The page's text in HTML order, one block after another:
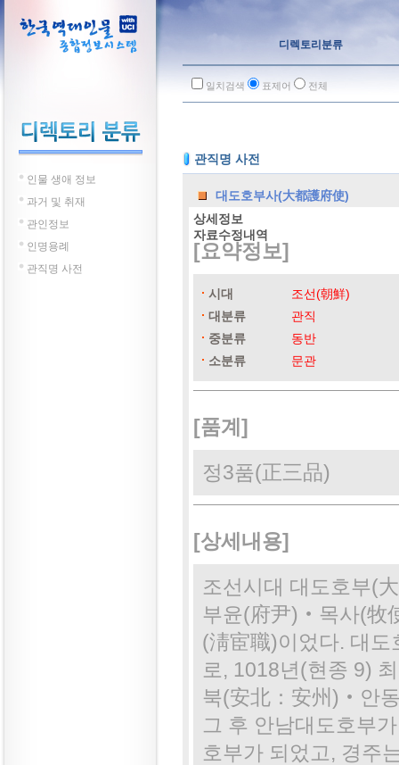
인물 생애 정보
과거 및 취재
관인정보
인명용례
관직명 사전
디렉토리분류
일치검색 표제어 전체
관직명 사전
대도호부사(大都護府使)
상세정보
자료수정내역
[요약정보]
시대
조선(朝鮮)
대분류
관직
중분류
동반
소분류
문관
[품계]
정3품(正三品)
[상세내용]
조선시대 대도호부(
부윤(府尹)‧목사(牧
(淸宦職)이었다. 대
로, 1018년(현종 9)
북(安北：安州)‧안
그 후 안남대도호부
호부가 되었고, 경주